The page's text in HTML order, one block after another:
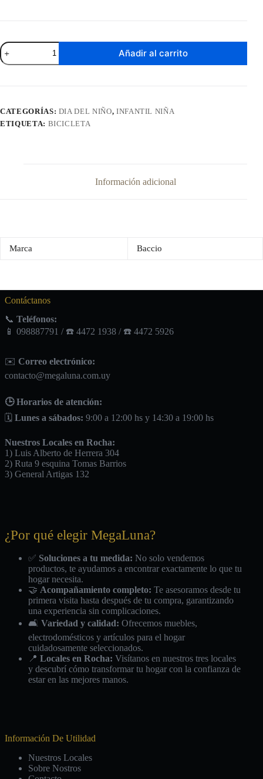
Bicicleta
Mystic
Rodado
Añadir al carrito
CATEGORÍAS: DIA DEL NIÑO, INFANTIL NIÑA
ETIQUETA: BICICLETA
Información adicional
Marca Baccio
Contáctanos
📞 Teléfonos:
📱 098887791 / ☎️ 4472 1938 / ☎️ 4472 5926
✉️ Correo electrónico:
contacto@megaluna.com.uy
🕒 Horarios de atención:
🗓️ Lunes a sábados: 9:00 a 12:00 hs y 14:30 a 19:00 hs
Nuestros Locales en Rocha:
1) Luis Alberto de Herrera 304
2) Ruta 9 esquina Tomas Barrios
3) General Artigas 132
¿Por qué elegir MegaLuna?
✅ Soluciones a tu medida: No solo vendemos
productos, te ayudamos a encontrar exactamente lo que tu
hogar necesita.
🤝 Acompañamiento completo: Te asesoramos desde tu
primera visita hasta después de tu compra, garantizando
una experiencia sin complicaciones.
🛋️ Variedad y calidad: Ofrecemos muebles,
electrodomésticos y artículos para el hogar
cuidadosamente seleccionados.
📍 Locales en Rocha: Visítanos en nuestros tres locales
y descubrí cómo transformar tu hogar con la confianza de
estar en las mejores manos.
Información De Utilidad
Nuestros Locales
Sobre Nostros